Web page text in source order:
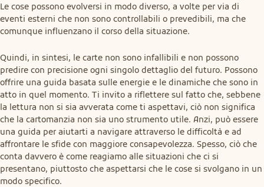
Le cose possono evolversi in modo diverso, a volte per via di
eventi esterni che non sono controllabili o prevedibili, ma che
comunque influenzano il corso della situazione.
Quindi, in sintesi, le carte non sono infallibili e non possono
predire con precisione ogni singolo dettaglio del futuro. Possono
offrire una guida basata sulle energie e le dinamiche che sono in
atto in quel momento. Ti invito a riflettere sul fatto che, sebbene
la lettura non si sia avverata come ti aspettavi, ciò non significa
che la cartomanzia non sia uno strumento utile. Anzi, può essere
una guida per aiutarti a navigare attraverso le difficoltà e ad
affrontare le sfide con maggiore consapevolezza. Spesso, ciò che
conta davvero è come reagiamo alle situazioni che ci si
presentano, piuttosto che aspettarsi che le cose si svolgano in un
modo specifico.